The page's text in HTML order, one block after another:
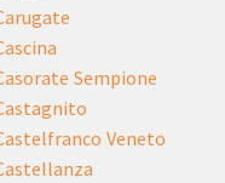
Sempione
Veneto